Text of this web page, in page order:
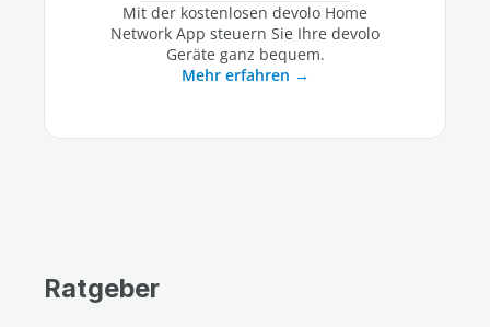
Mit der kostenlosen devolo Home
Network App steuern Sie Ihre devolo
Geräte ganz bequem.
Mehr erfahren
Ratgeber